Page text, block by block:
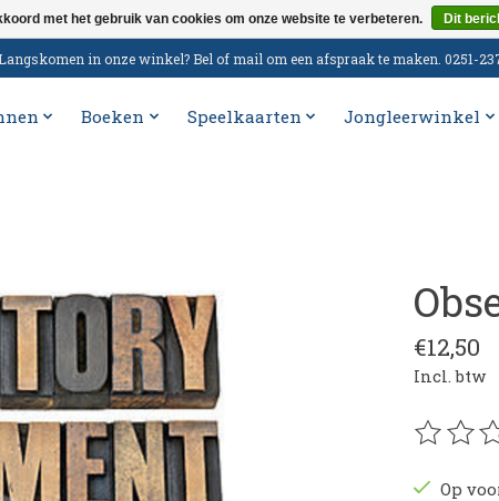
in onze winkel? Bel of mail om een afspraak te maken. 0251-
Boeken Speelkaarten Jongleerwinkel
€12,50
Incl. btw
De
Op
met het gebruik van cookies om onze website te verbeteren. Dit